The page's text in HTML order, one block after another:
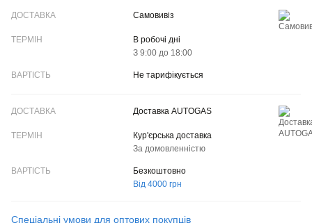
Самовивіз
В робочі дні
З 9:00 до 18:00
Не тарифікується
Доставка AUTOGAS
Кур'єрська доставка
За домовленністю
Безкоштовно
Від 4000 грн
Спеціальні умови для оптових покупців